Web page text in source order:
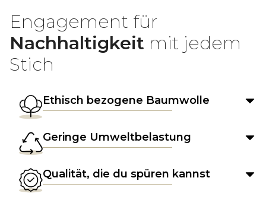
Engagement für
Nachhaltigkeit mit jedem
Stich
Ethisch bezogene Baumwolle
Geringe Umweltbelastung
Qualität, die du spüren kannst